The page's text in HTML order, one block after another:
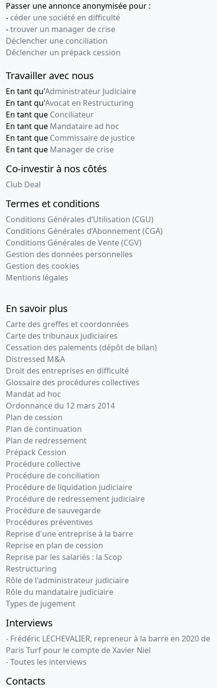
Passer une annonce anonymisée pour :
- céder une société en difficulté
-trouver un manager de crise
Déclencher une conciliation
Déclencher un prépack cession
Travailler avec nous
En tant qu'Administrateur Judiciaire
En tant qu'Avocat en Restructuring
En tant que Conciliateur
En tant que Mandataire ad hoc
En tant que Commissaire de justice
En tant que Manager de crise
Co-investir à nos côtés
Club Deal
Termes et conditions
Conditions Générales d’Utilisation (CGU)
Conditions Générales d’Abonnement (CGA)
Conditions Générales de Vente (CGV)
Gestion des données personnelles
Gestion des cookies
Mentions légales
En savoir plus
Carte des greffes et coordonnées
Carte des tribunaux judiciaires
Cessation des paiements (dépôt de bilan)
Distressed M&A
Droit des entreprises en difficulté
Glossaire des procédures collectives
Mandat ad hoc
Ordonnance du 12 mars 2014
Plan de cession
Plan de continuation
Plan de redressement
Prépack Cession
Procédure collective
Procédure de conciliation
Procédure de liquidation judiciaire
Procédure de redressement judiciaire
Procédure de sauvegarde
Procédures préventives
Reprise d'une entreprise à la barre
Reprise en plan de cession
Reprise par les salariés : la Scop
Restructuring
Rôle de l'administrateur judiciaire
Rôle du mandataire judiciaire
Types de jugement
Interviews
- Frédéric LECHEVALIER, repreneur à la barre en 2020 de
Paris Turf pour le compte de Xavier Niel
- Toutes les interviews
Contacts